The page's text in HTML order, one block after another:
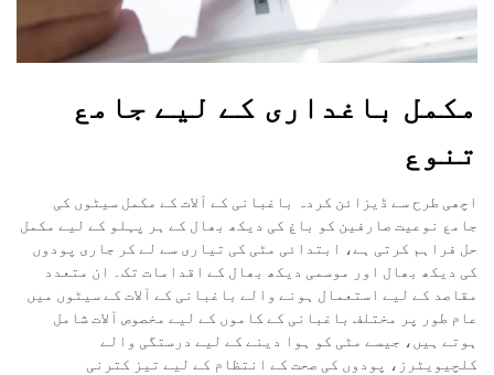
مکمل باغداری کے لیے جامع
تنوع
اچھی طرح سے ڈیزائن کردہ باغبانی کے آلات کے مکمل سیٹوں کی
جامع نوعیت صارفین کو باغ کی دیکھ بھال کے ہر پہلو کے لیے مکمل
حل فراہم کرتی ہے، ابتدائی مٹی کی تیاری سے لے کر جاری پودوں
کی دیکھ بھال اور موسمی دیکھ بھال کے اقدامات تک۔ ان متعدد
مقاصد کے لیے استعمال ہونے والے باغبانی کے آلات کے سیٹوں میں
عام طور پر مختلف باغبانی کے کاموں کے لیے مخصوص آلات شامل
ہوتے ہیں، جیسے مٹی کو ہوا دینے کے لیے درستگی والے
کلچیویٹرز، پودوں کی صحت کے انتظام کے لیے تیز کترنی